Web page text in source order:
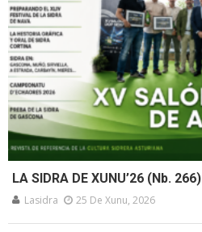
LA SIDRA DE XUNU’26 (Nb. 266)
Lasidra 25 De Xunu, 2026